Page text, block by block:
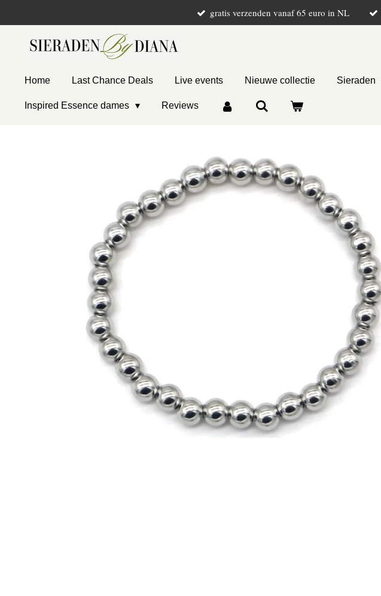
hoofdinhoud
gratis verzenden vanaf 65 euro in NL
Home Last Chance Deals Live events Nieuwe collectie Sieraden
Inspired Essence dames Reviews